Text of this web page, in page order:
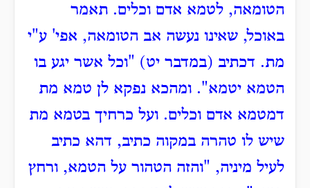
הטומאה, לטמא אדם וכלים. תאמר
באוכל, שאינו נעשה אב הטומאה, אפי' ע"י
מת. דכתיב (במדבר יט) "וכל אשר יגע בו
הטמא יטמא". ומהכא נפקא לן טמא מת
דמטמא אדם וכלים. ועל כרחיך בטמא מת
שיש לו טהרה במקוה כתיב, דהא כתיב
לעיל מיניה, "והזה הטהור על הטמא, ורחץ